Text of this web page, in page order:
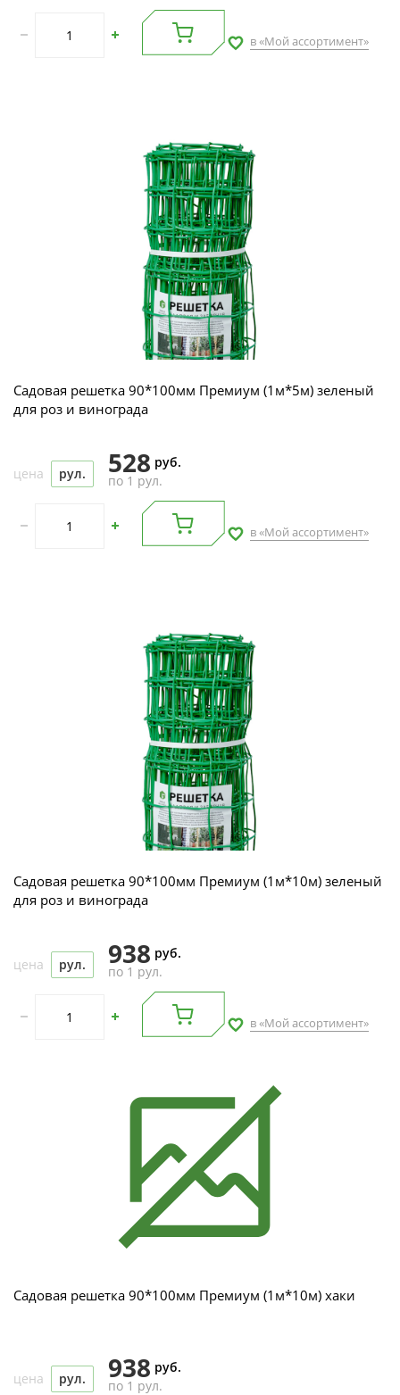
в «Мой ассортимент»
Садовая решетка 90*100мм Премиум (1м*5м) зеленый
для роз и винограда
цена рул. 528 руб.
по 1 рул.
в «Мой ассортимент»
Садовая решетка 90*100мм Премиум (1м*10м) зеленый
для роз и винограда
цена рул. 938 руб.
по 1 рул.
в «Мой ассортимент»
Садовая решетка 90*100мм Премиум (1м*10м) хаки
цена рул. 938 руб.
по 1 рул.